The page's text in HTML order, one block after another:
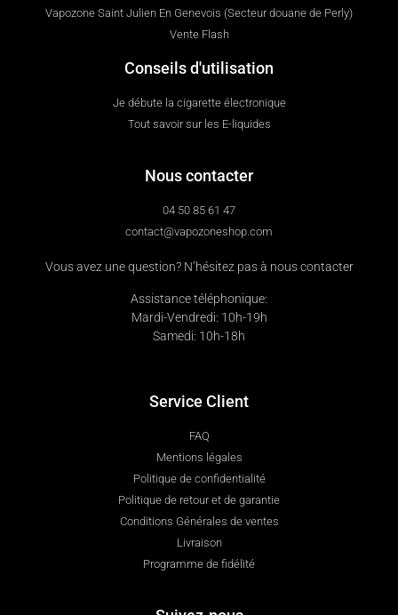
Vapozone Saint Julien En Genevois (Secteur douane de Perly)
Vente Flash
Conseils d'utilisation
Je débute la cigarette électronique
Tout savoir sur les E-liquides
Nous contacter
04 50 85 61 47
contact@vapozoneshop.com
Vous avez une question? N’hésitez pas à nous contacter
Assistance téléphonique:
Mardi-Vendredi: 10h-19h
Samedi: 10h-18h
Service Client
FAQ
Mentions légales
Politique de confidentialité
Politique de retour et de garantie
Conditions Générales de ventes
Livraison
Programme de fidélité